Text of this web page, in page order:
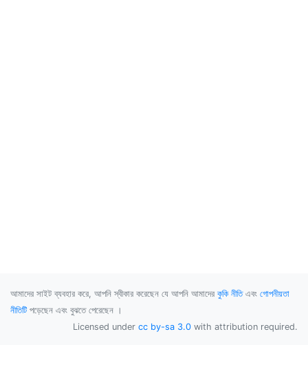
আমাদের সাইট ব্যবহার করে, আপনি স্বীকার করেছেন যে আপনি আমাদের কুকি নীতিএবং গোপনীয়তা
নীতিটি পড়েছেন এবং বুঝতে পেরেছেন ।
Licensed under cc by-sa 3.0 with attribution required.